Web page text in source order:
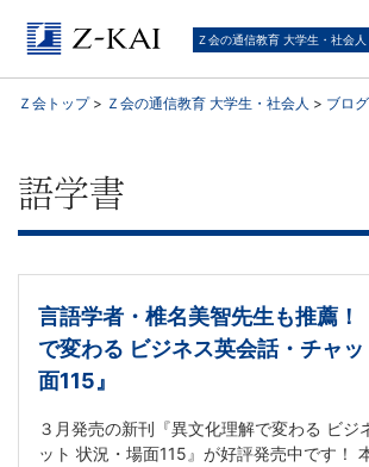
【Ｚ
会】
学
Ｚ会の通信教育 大学生・社会人
Ｚ会トップ> Ｚ会の通信教育 大学生・社会人 > ブログ
語学書
言語学者・椎名美智先生も推薦！
で変わる ビジネス英会話・チャ
面115』
３月発売の新刊『異文化理解で変わる ビジ
ット 状況・場面115』が好評発売中です！